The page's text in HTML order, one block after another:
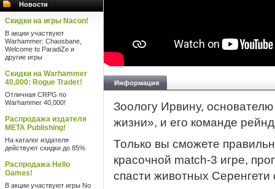
Новости
Скидки на игры Nacon!
В акции участвуют
Warhammer: Chaosbane,
Welcome to ParadiZe и
другие игры
Скидки на Warhammer
40,000: Rogue Trader!
Отличная CRPG по
Warhammer 40,000!
Распродажа издателя
META Publishing!
На каталог издателя
действуют скидки до 85%
Распродажа Hello
Games!
В акции участвуют игры No
Информация
Зоологу Ирвину,
жизни», и его команде
Только вы сможете
красочной match-3 игре,
спасти животных Серенгети